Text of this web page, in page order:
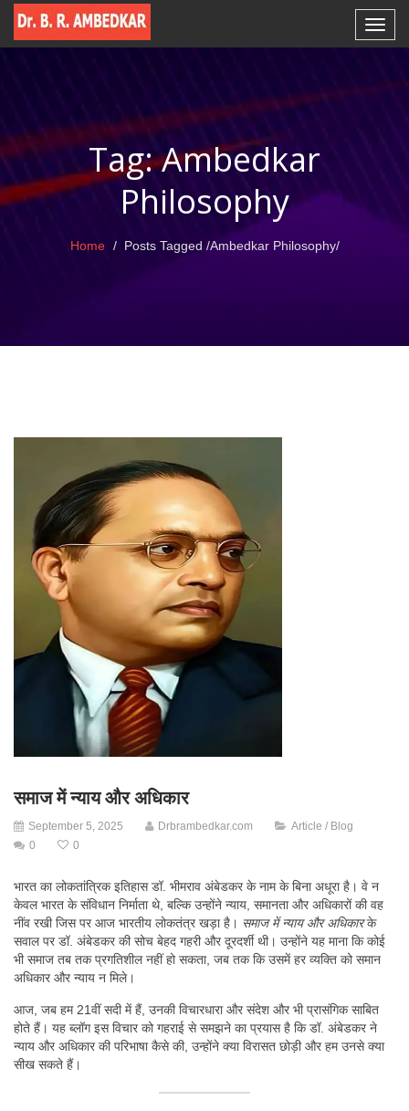
Tag: Ambedkar
Philosophy
Home Posts Tagged /Ambedkar Philosophy/
समाज में न्याय और अधिकार
September 5, 2025 Drbrambedkar.com
Article / Blog
0
0
भारत का लोकतांत्रिक इतिहास डॉ. भीमराव अंबेडकर के नाम के बिना अधूरा है। वे न
केवल भारत के संविधान निर्माता थे, बल्कि उन्होंने न्याय, समानता और अधिकारों की वह
नींव रखी जिस पर आज भारतीय लोकतंत्र खड़ा है। समाज में न्याय और अधिकारके
सवाल पर डॉ. अंबेडकर की सोच बेहद गहरी और दूरदर्शी थी। उन्होंने यह माना कि कोई
भी समाज तब तक प्रगतिशील नहीं हो सकता, जब तक कि उसमें हर व्यक्ति को समान
अधिकार और न्याय न मिले।
आज, जब हम 21वीं सदी में हैं, उनकी विचारधारा और संदेश और भी प्रासंगिक साबित
होते हैं। यह ब्लॉग इस विचार को गहराई से समझने का प्रयास है कि डॉ. अंबेडकर ने
न्याय और अधिकार की परिभाषा कैसे की, उन्होंने क्या विरासत छोड़ी और हम उनसे क्या
सीख सकते हैं।